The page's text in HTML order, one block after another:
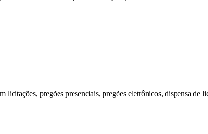
licitações, pregões presenciais, pregões eletrônicos, dispensa de